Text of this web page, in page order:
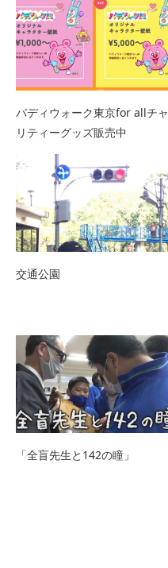
バディウォーク東京for allチャ
リティーグッズ販売中
交通公園
「全盲先生と142の瞳」